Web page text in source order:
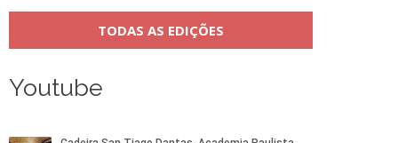
TODAS AS EDIÇÕES
Youtube